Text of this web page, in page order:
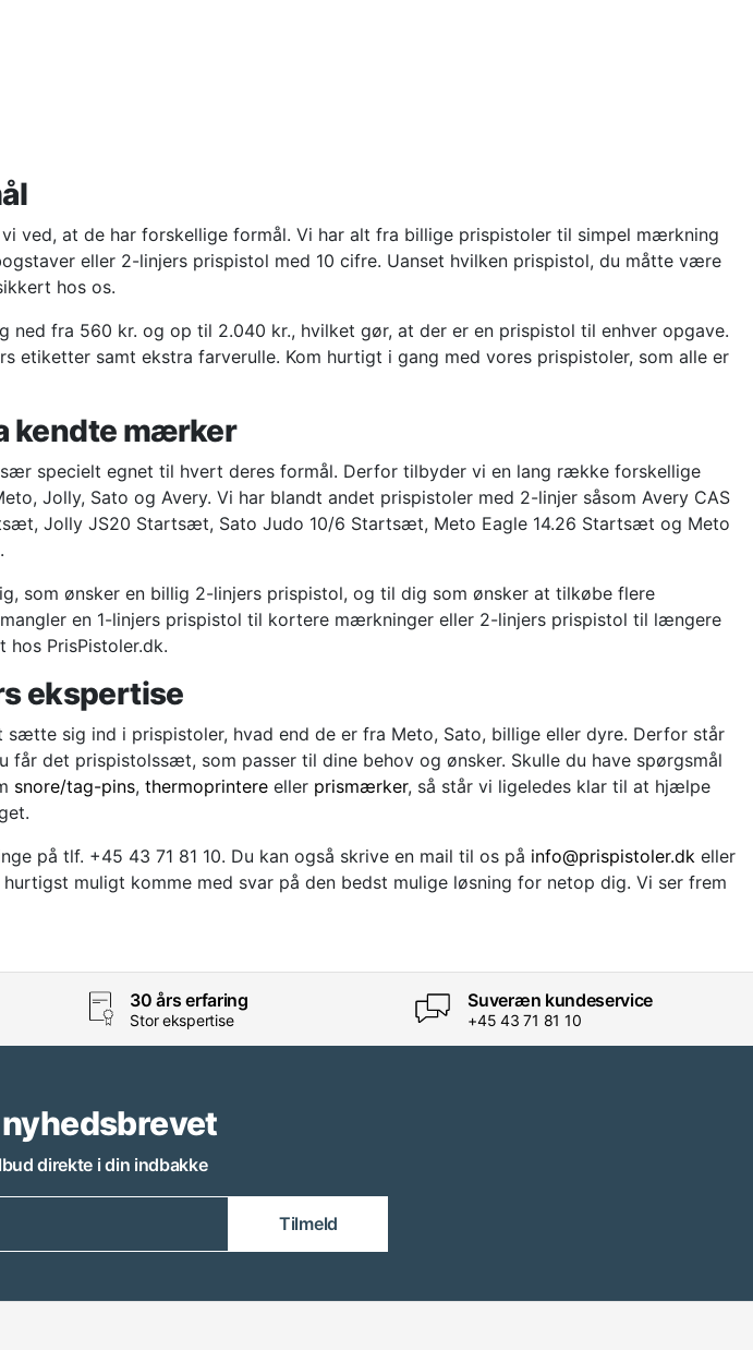
ved, at de har forskellige formål. Vi har alt fra billige prispistoler til simpel mærkning
eller 2-linjers prispistol med 10 cifre. Uanset hvilken prispistol, du måtte være
hos os.
ned fra 560 kr. og op til 2.040 kr., hvilket gør, at der er en prispistol til enhver opgave.
etiketter samt ekstra farverulle. Kom hurtigt i gang med vores prispistoler, som alle er
kendte mærker
specielt egnet til hvert deres formål. Derfor tilbyder vi en lang række forskellige
Jolly, Sato og Avery. Vi har blandt andet prispistoler med 2-linjer såsom Avery CAS
Jolly JS20 Startsæt, Sato Judo 10/6 Startsæt, Meto Eagle 14.26 Startsæt og Meto
som ønsker en billig 2-linjers prispistol, og til dig som ønsker at tilkøbe flere
en 1-linjers prispistol til kortere mærkninger eller 2-linjers prispistol til længere
PrisPistoler.dk.
ekspertise
sig ind i prispistoler, hvad end de er fra Meto, Sato, billige eller dyre. Derfor står
får det prispistolssæt, som passer til dine behov og ønsker. Skulle du have spørgsmål
snore/tag-pins, thermoprintere eller prismærker, så står vi ligeledes klar til at hjælpe
på tlf. +45 43 71 81 10. Du kan også skrive en mail til os på info@prispistoler.dk eller
hurtigst muligt komme med svar på den bedst mulige løsning for netop dig. Vi ser frem
30 års erfaring
Stor ekspertise
Suveræn kundeservice
+45 43 71 81 10
direkte i din indbakke
Tilmeld